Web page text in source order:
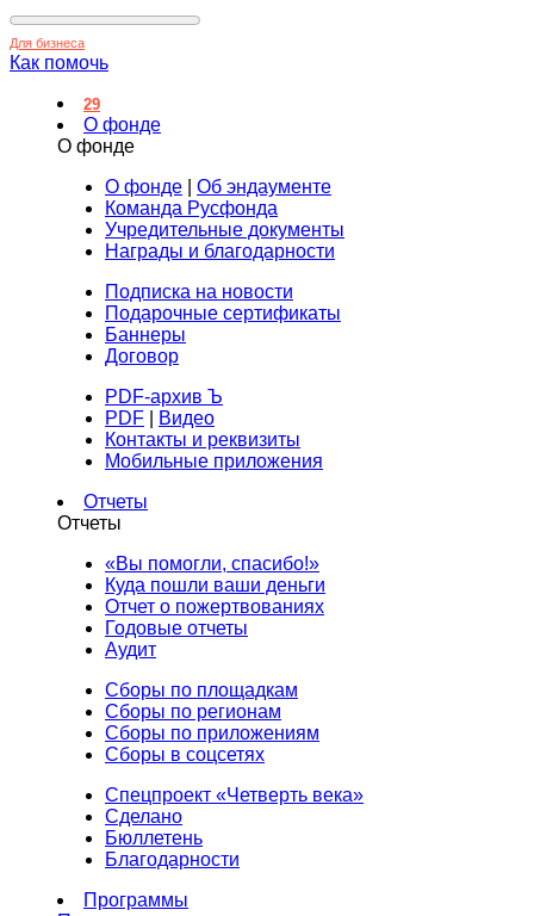
Для бизнеса
Как помочь
29
О фонде
О фонде
О фонде
Об эндаументе
Команда Русфонда
Учредительные документы
Награды и благодарности
Подписка на новости
Подарочные сертификаты
Баннеры
Договор
PDF-архив Ъ
PDF
Видео
Контакты и реквизиты
Мобильные приложения
Отчеты
Отчеты
«Вы помогли, спасибо!»
Куда пошли ваши деньги
Отчет о пожертвованиях
Годовые отчеты
Аудит
Сборы по площадкам
Сборы по регионам
Сборы по приложениям
Сборы в соцсетях
Спецпроект «Четверть века»
Сделано
Бюллетень
Благодарности
Программы